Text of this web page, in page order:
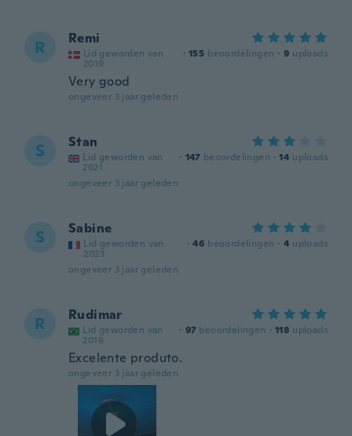
R Remi
Lid geworden van
2019
· 155 beoordelingen · 9 uploads
Very good
ongeveer 3 jaar geleden
S Stan
Lid geworden van
2021
· 147 beoordelingen · 14 uploads
ongeveer 3 jaar geleden
S Sabine
Lid geworden van
2023
· 46 beoordelingen · 4 uploads
ongeveer 3 jaar geleden
R Rudimar
Lid geworden van
2016
· 97 beoordelingen · 118 uploads
Excelente produto.
ongeveer 3 jaar geleden